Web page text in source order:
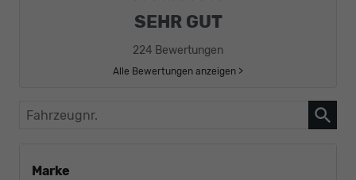
SEHR GUT
224 Bewertungen
Alle Bewertungen anzeigen >
Fahrzeugnr.
Marke